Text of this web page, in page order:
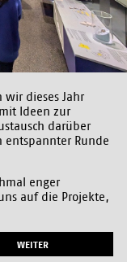
dieses Jahr
Ideen zur
darüber
entspannter Runde
enger
auf die Projekte,
WEITER